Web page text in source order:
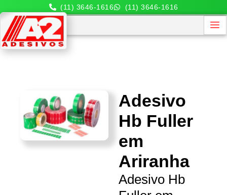
(11) 3646-1616 (11) 3646-1616
Adesivo
Hb Fuller
em
Ariranha
Adesivo Hb